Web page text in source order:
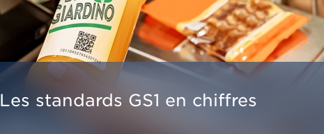
Les standards GS1 en chiffres